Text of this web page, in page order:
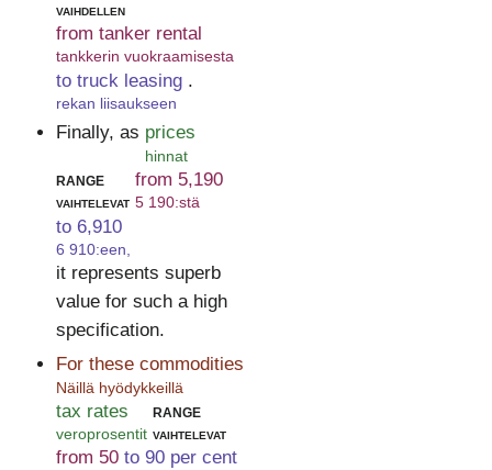
vaihdellen
from tanker rental
tankkerin vuokraamisesta
to truck leasing
rekan liisaukseen
.
Finally, as prices
hinnat
range
vaihtelevat
from 5,190
5 190:stä
to 6,910
6 910:een,
it represents superb
value for such a high
specification.
For these commodities
Näillä hyödykkeillä
tax rates
veroprosentit
range
vaihtelevat
from 50 to 90 per cent